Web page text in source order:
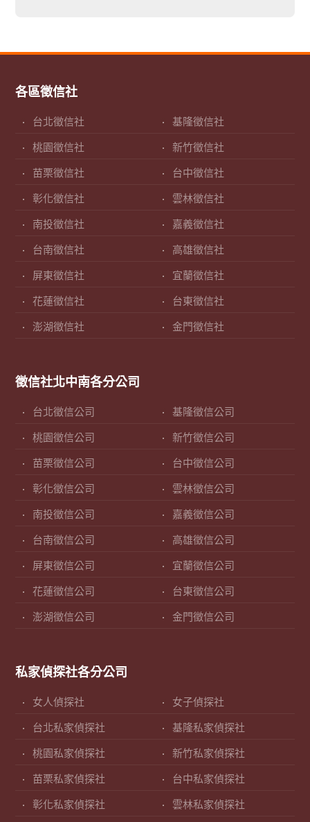
各區徵信社
台北徵信社 基隆徵信社
桃園徵信社 新竹徵信社
苗栗徵信社 台中徵信社
彰化徵信社 雲林徵信社
南投徵信社 嘉義徵信社
台南徵信社 高雄徵信社
屏東徵信社 宜蘭徵信社
花蓮徵信社 台東徵信社
澎湖徵信社 金門徵信社
徵信社北中南各分公司
台北徵信公司 基隆徵信公司
桃園徵信公司 新竹徵信公司
苗栗徵信公司 台中徵信公司
彰化徵信公司 雲林徵信公司
南投徵信公司 嘉義徵信公司
台南徵信公司 高雄徵信公司
屏東徵信公司 宜蘭徵信公司
花蓮徵信公司 台東徵信公司
澎湖徵信公司 金門徵信公司
私家偵探社各分公司
女人偵探社 女子偵探社
台北私家偵探社 基隆私家偵探社
桃園私家偵探社 新竹私家偵探社
苗栗私家偵探社 台中私家偵探社
彰化私家偵探社 雲林私家偵探社